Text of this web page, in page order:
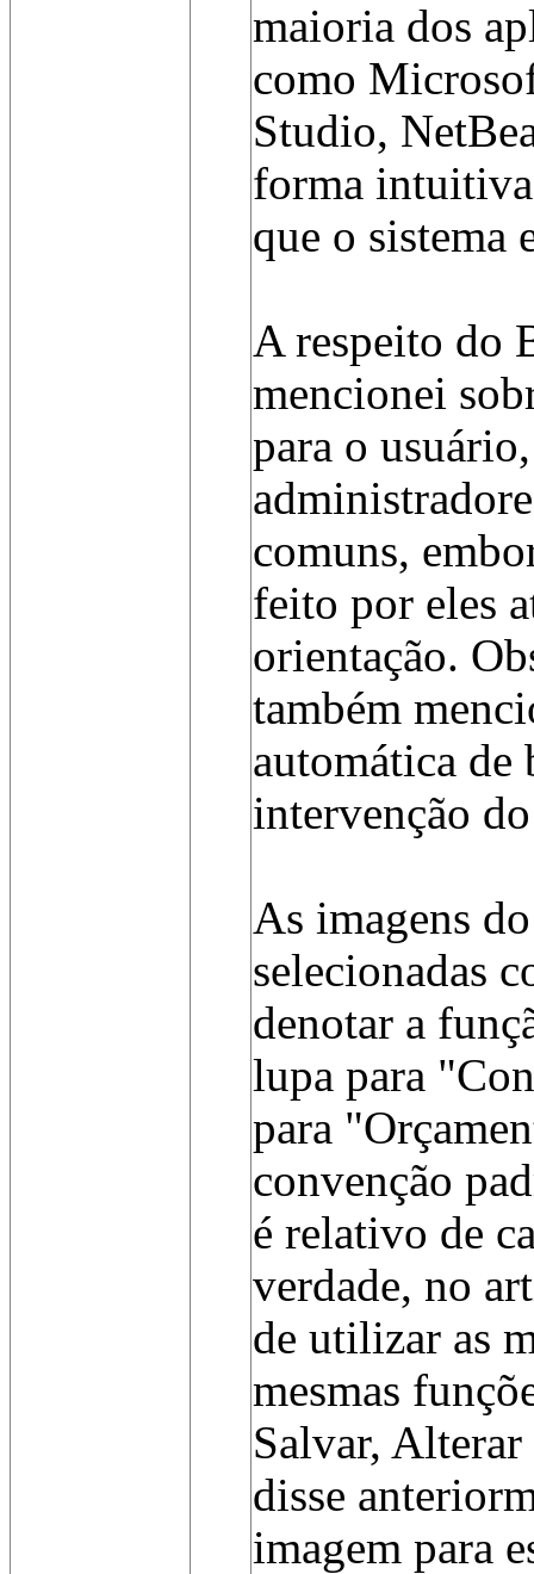
maioria dos
como
Studio,
forma
que o sistema
A respeito do
mencionei
para o
comuns,
feito por eles
orientação.
também
automática de
intervenção
As imagens
selecionadas
denotar a
lupa para
para
convenção
é relativo de
verdade, no
de utilizar as
mesmas
Salvar,
disse
imagem para